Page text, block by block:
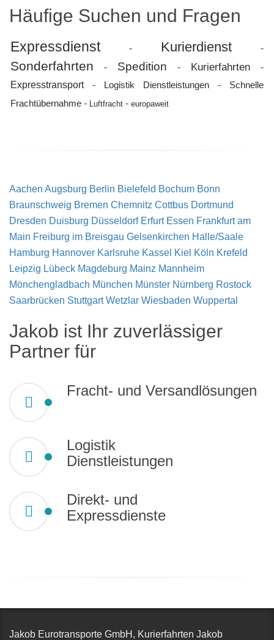
Häufige Suchen und Fragen
Expressdienst- Kurierdienst -
Sonderfahrten - Spedition - Kurierfahrten -
Expresstransport- Logistik Dienstleistungen - Schnelle
Frachtübernahme - Luftfracht - europaweit
Aachen Augsburg Berlin Bielefeld Bochum Bonn
Braunschweig Bremen Chemnitz Cottbus Dortmund
Dresden Duisburg Düsseldorf Erfurt Essen Frankfurt am
Main Freiburg im Breisgau Gelsenkirchen Halle/Saale
Hamburg Hannover Karlsruhe Kassel Kiel Köln Krefeld
Leipzig Lübeck Magdeburg Mainz Mannheim
Mönchengladbach München Münster Nürnberg Rostock
Saarbrücken Stuttgart Wetzlar Wiesbaden Wuppertal
Jakob ist Ihr zuverlässiger
Partner für
Fracht- und Versandlösungen
Logistik
Dienstleistungen
Direkt- und
Expressdienste
Jakob Eurotransporte GmbH, Kurierfahrten Jakob